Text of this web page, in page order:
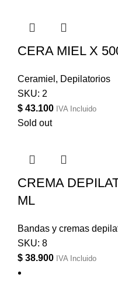
CERA MIEL X
Ceramiel , Depilatorios
SKU: 2
$ 43.100 IVA Incluido
Sold out
CREMA
ML
Bandas y cremas
SKU: 8
$ 38.900 IVA Incluido